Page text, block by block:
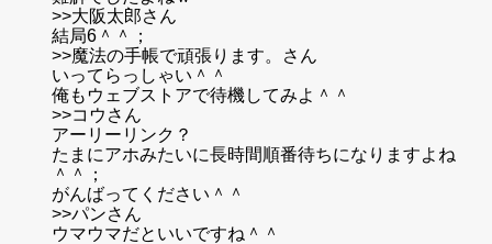
>>大阪太郎さん
結局6＾＾；
>>魔法の手帳で頑張ります。さん
いってらっしゃい＾＾
俺もウェブストアで待機してみよ＾＾
>>コウさん
アーリーリンク？
たまにアホみたいに長時間順番待ちになりますよね
＾＾；
がんばってください＾＾
>>パンさん
ウマウマだといいですね＾＾